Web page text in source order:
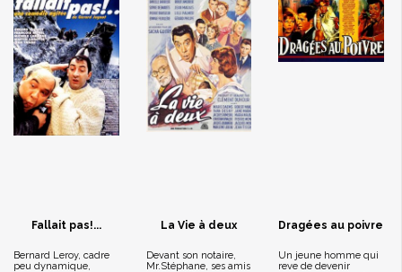
Fallait pas!...
Bernard Leroy, cadre
peu dynamique,
La Vie à deux
Devant son notaire,
Mr.Stéphane, ses amis
Dragées au poivre
Un jeune homme qui
reve de devenir